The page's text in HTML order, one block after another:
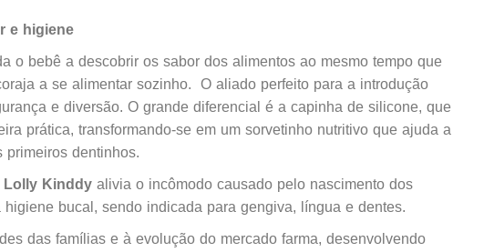
e higiene
o bebê a descobrir os sabor dos alimentos ao mesmo tempo que
a se alimentar sozinho. O aliado perfeito para a introdução
e diversão. O grande diferencial é a capinha de silicone, que
prática, transformando-se em um sorvetinho nutritivo que ajuda a
primeiros dentinhos.
Lolly Kinddy alivia o incômodo causado pelo nascimento dos
bucal, sendo indicada para gengiva, língua e dentes.
das famílias e à evolução do mercado farma, desenvolvendo